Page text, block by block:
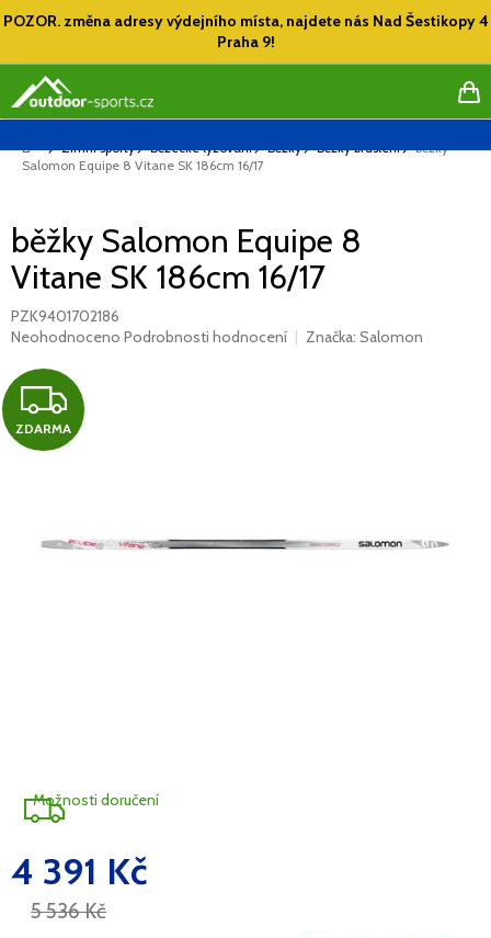
na
POZOR. změna adresy výdejního místa, najdete nás Nad Šestikopy 4
Praha 9!
Domů
Zimní sporty Běžecké lyžování Běžky Běžky bruslení
běžky
Salomon Equipe 8 Vitane SK 186cm 16/17
běžky Salomon Equipe 8
Vitane SK 186cm 16/17
PZK9401702186
Průměrné
produktu
0,0
z
Neohodnoceno Podrobnosti hodnocení Značka: Salomon
Z
D
R
ZDARMA
5 536 Kč
4 391 Kč
Měrná
cena:
Možnosti doručení